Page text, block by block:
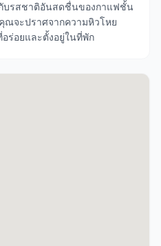
บรสชาติอันสดชื่นของกาแฟชั้น
ณจะปราศจากความหิวโหย
ร่อยและตั้งอยู่ในที่พัก